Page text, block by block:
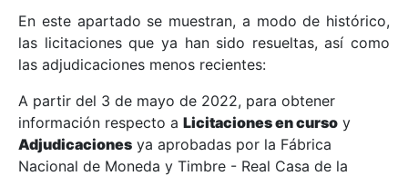
Mostrar/Ocultar
Mostrar/Ocultar
En este apartado se muestran, a modo de histórico,
las licitaciones que ya han sido resueltas, así como
las adjudicaciones menos recientes:
A partir del 3 de mayo de 2022, para obtener
información respecto a Licitaciones en curso y
Adjudicaciones ya aprobadas por la Fábrica
Nacional de Moneda y Timbre - Real Casa de la